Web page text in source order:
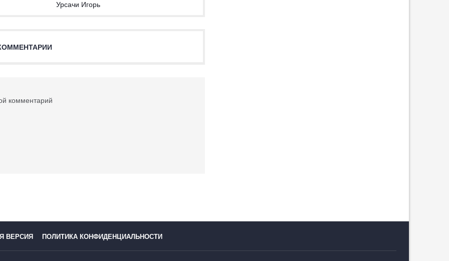
Урсачи Игорь
комментарий
ВЕРСИЯ ПОЛИТИКА КОНФИДЕНЦИАЛЬНОСТИ